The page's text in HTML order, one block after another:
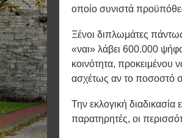
οποίο συνιστά
Ξένοι διπλωμάτες
«ναι» λάβει 600.000
κοινότητα, προκειμένου
ασχέτως αν το ποσοστό
Την εκλογική διαδικασία
παρατηρητές, οι